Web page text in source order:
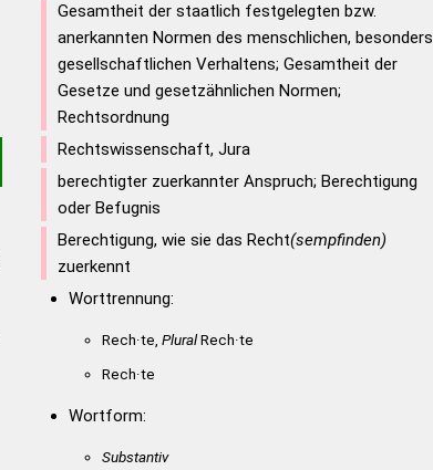
Gesamtheit der staatlich festgelegten bzw.
anerkannten Normen des menschlichen, besonders
gesellschaftlichen Verhaltens; Gesamtheit der
Gesetze und gesetzähnlichen Normen;
Rechtsordnung
Rechtswissenschaft, Jura
berechtigter zuerkannter Anspruch; Berechtigung
oder Befugnis
Berechtigung, wie sie das Recht(sempfinden)
zuerkennt
Worttrennung:
Rech·te, PluralRech·te
Rech·te
Wortform:
Substantiv